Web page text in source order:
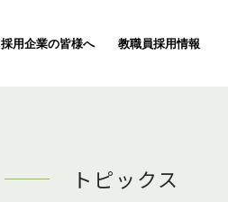
採用企業の皆様へ 教職員採用情報
トピックス